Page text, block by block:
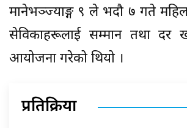
मानेभञ्ज्याङ्ग ९ ले भदौ ७ गते
सेविकाहरूलाई सम्मान तथा दर
आयोजना गरेको थियो ।
प्रतिक्रिया